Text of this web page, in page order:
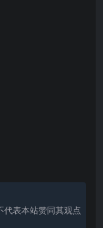
代表本站赞同其观点